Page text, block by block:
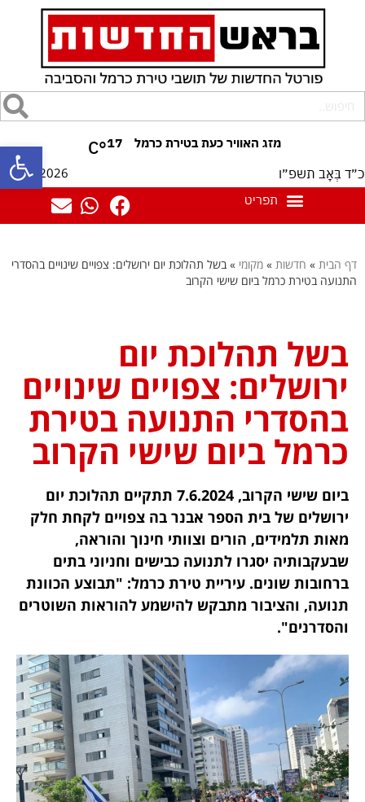
פתח 17
°C
כ״ד בְּאָב תשפ״ו 07/08/2026
דף הבית » חדשות » מקומי »בשל תהלוכת יום ירושלים: צפויים שינויים בהסדרי
התנועה בטירת כרמל ביום שישי הקרוב
בשל תהלוכת יום
ירושלים: צפויים שינויים
בהסדרי התנועה בטירת
כרמל ביום שישי הקרוב
ביום שישי הקרוב, 7.6.2024 תתקיים תהלוכת יום
ירושלים של בית הספר אבנר בה צפויים לקחת חלק
מאות תלמידים, הורים וצוותי חינוך והוראה,
שבעקבותיה יסגרו לתנועה כבישים וחניוני בתים
ברחובות שונים. עיריית טירת כרמל: "תבוצע הכוונת
תנועה, והציבור מתבקש להישמע להוראות השוטרים
והסדרנים".